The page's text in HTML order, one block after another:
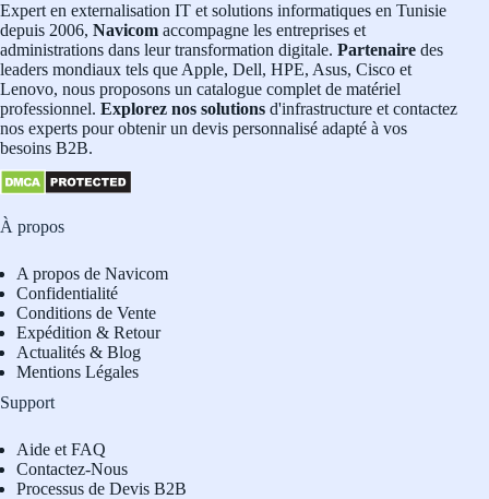
Expert en externalisation IT et solutions informatiques en Tunisie
depuis 2006, Navicom accompagne les entreprises et
administrations dans leur transformation digitale. Partenaire des
leaders mondiaux tels que Apple, Dell, HPE, Asus, Cisco et
Lenovo, nous proposons un catalogue complet de matériel
professionnel. Explorez nos solutions d'infrastructure et contactez
nos experts pour obtenir un devis personnalisé adapté à vos
besoins B2B.
À propos
A propos de Navicom
Confidentialité
Conditions de Vente
Expédition & Retour
Actualités & Blog
Mentions Légales
Support
Aide et FAQ
Contactez-Nous
Processus de Devis B2B